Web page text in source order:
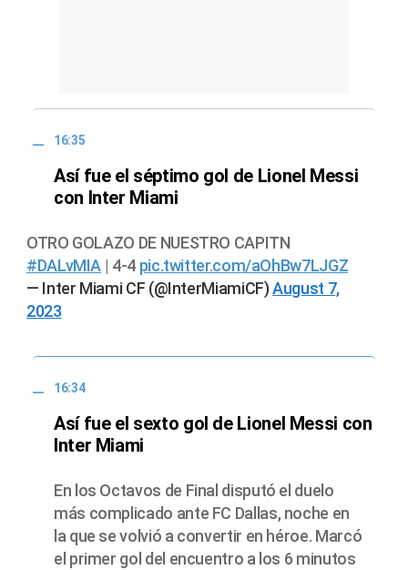
16:35
Así fue el séptimo gol de Lionel Messi
con Inter Miami
OTRO GOLAZO DE NUESTRO CAPITN
#DALvMIA | 4-4 pic.twitter.com/aOhBw7LJGZ
— Inter Miami CF (@InterMiamiCF)August 7,
2023
16:34
Así fue el sexto gol de Lionel Messi con
Inter Miami
En los Octavos de Final disputó el duelo
más complicado ante FC Dallas, noche en
la que se volvió a convertir en héroe. Marcó
el primer gol del encuentro a los 6 minutos